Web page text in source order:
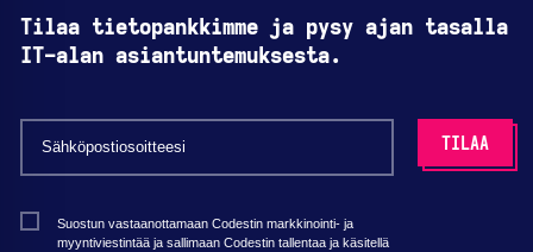
Tilaa tietopankkimme ja pysy ajan tasalla
IT-alan asiantuntemuksesta.
Suostun vastaanottamaan Codestin markkinointi- ja
myyntiviestintää ja sallimaan Codestin tallentaa ja käsitellä